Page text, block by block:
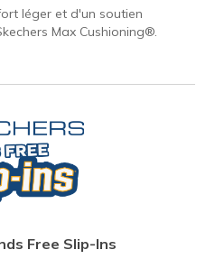
léger et d'un soutien
Max Cushioning®.
Free Slip-Ins